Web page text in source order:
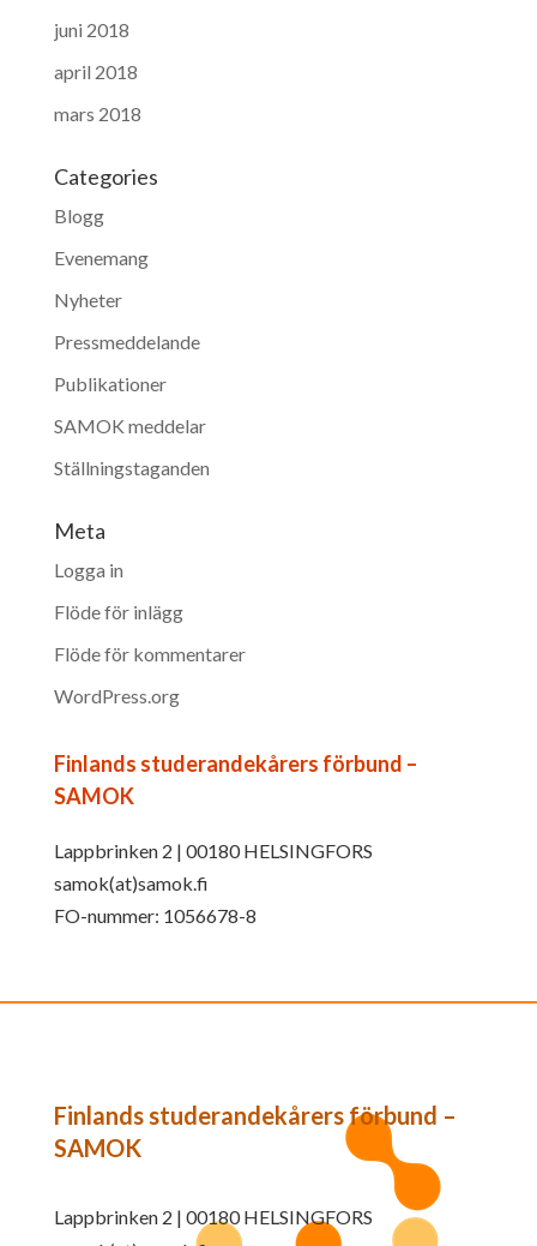
juni 2018
april 2018
mars 2018
Categories
Blogg
Evenemang
Nyheter
Pressmeddelande
Publikationer
SAMOK meddelar
Ställningstaganden
Meta
Logga in
Flöde för inlägg
Flöde för kommentarer
WordPress.org
Finlands studerandekårers förbund –
SAMOK
Lappbrinken 2 | 00180 HELSINGFORS
samok(at)samok.fi
FO-nummer: 1056678-8
Finlands studerandekårers förbund –
SAMOK
Lappbrinken 2 | 00180 HELSINGFORS